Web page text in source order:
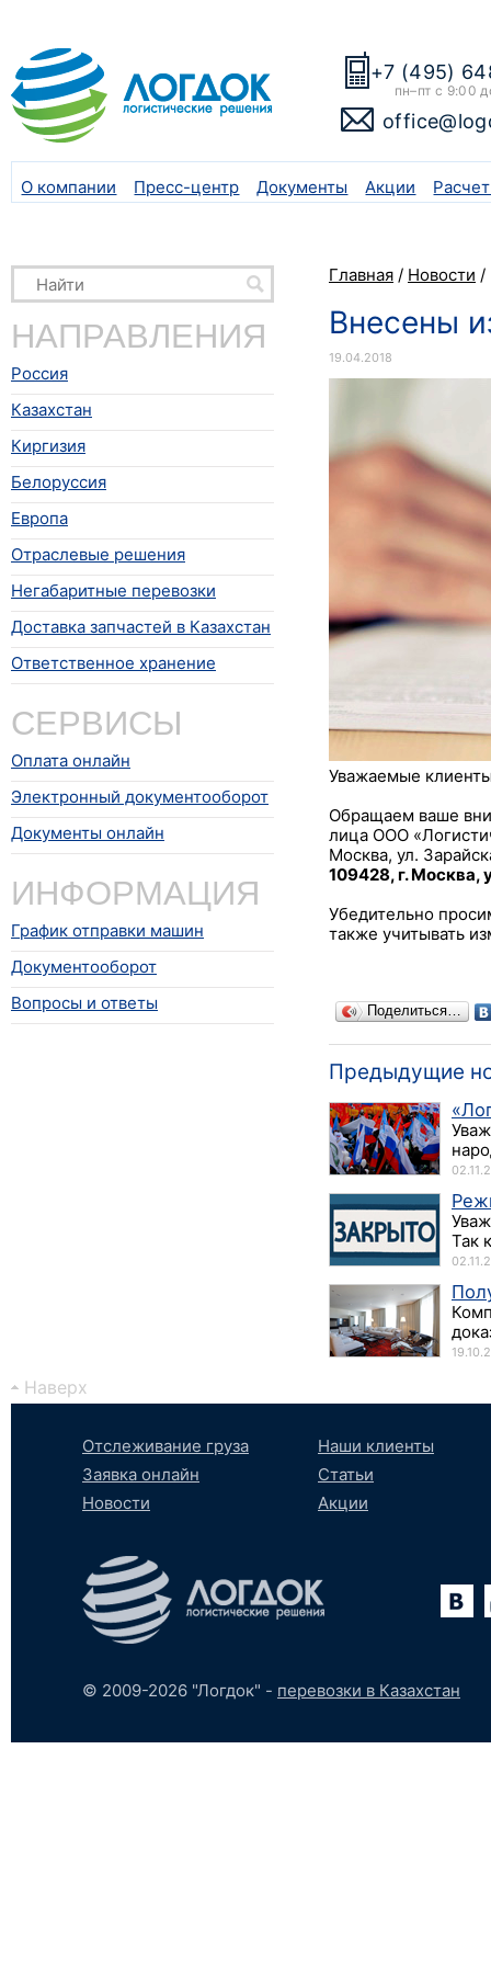
+7 (495)
пн–пт с 9:00
О компании Пресс-центр Документы Акции
НАПРАВЛЕНИЯ
Россия
Казахстан
Киргизия
Белоруссия
Европа
Отраслевые решения
Негабаритные перевозки
Доставка запчастей в Казахстан
Ответственное хранение
СЕРВИСЫ
Оплата онлайн
Электронный документооборот
Документы онлайн
ИНФОРМАЦИЯ
График отправки машин
Документооборот
Вопросы и ответы
Главная / Новости /
Внесены
19.04.2018
Уважаемые
Обращаем ваше
лица ООО
Москва, ул.
109428, г. Москва,
Убедительно
также учитывать
Поделиться…
Предыдущие
Так
Наверх
Отслеживание груза
Заявка онлайн
Новости
Наши клиенты
Статьи
Акции
ВконтактеYouTubetumblr
SoundCloud
© 2009-2026 "Логдок" - перевозки в Казахстан